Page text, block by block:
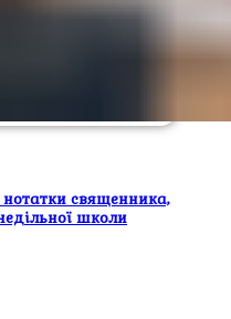
священника,
школи